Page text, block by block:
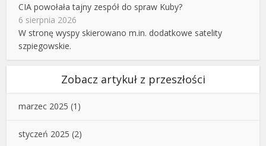
CIA powołała tajny zespół do spraw Kuby?
6 sierpnia 2026
W stronę wyspy skierowano m.in. dodatkowe satelity
szpiegowskie.
Zobacz artykuł z przeszłości
marzec 2025 (1)
styczeń 2025 (2)